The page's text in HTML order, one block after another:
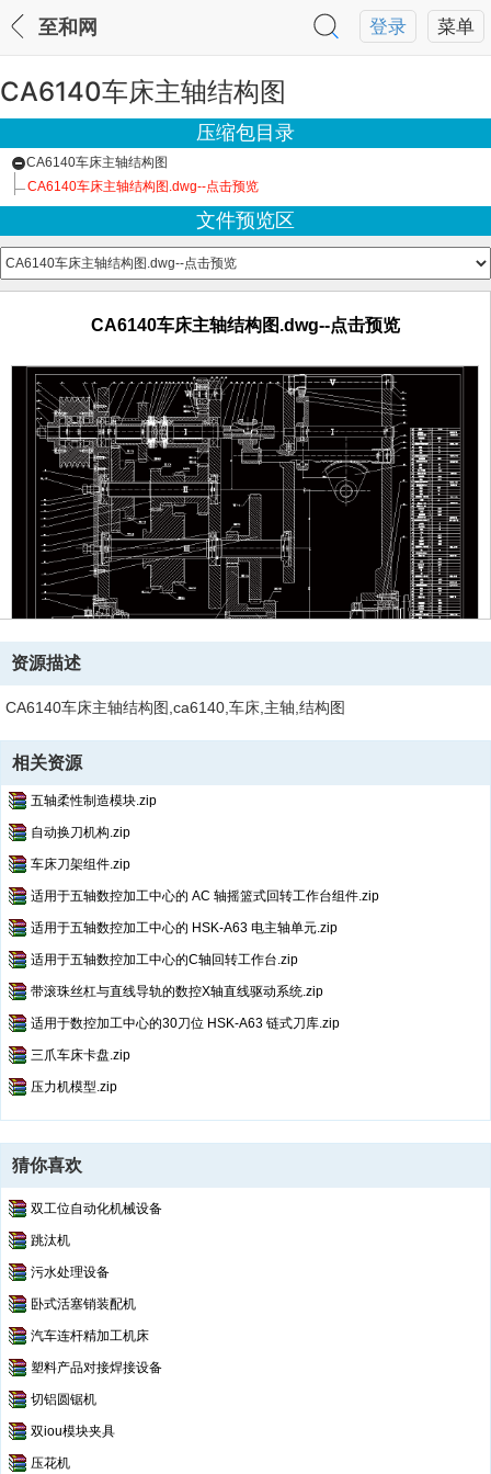
菜单
登录
至和网
CA6140车床主轴结构图
压缩包目录
CA6140车床主轴结构图
CA6140车床主轴结构图.dwg--点击预览
文件预览区
CA6140车床主轴结构图.dwg--点击预览
资源描述
CA6140车床主轴结构图,ca6140,车床,主轴,结构图
相关资源
五轴柔性制造模块.zip
自动换刀机构.zip
车床刀架组件.zip
适用于五轴数控加工中心的 AC 轴摇篮式回转工作台组件.zip
适用于五轴数控加工中心的 HSK-A63 电主轴单元.zip
适用于五轴数控加工中心的C轴回转工作台.zip
带滚珠丝杠与直线导轨的数控X轴直线驱动系统.zip
适用于数控加工中心的30刀位 HSK-A63 链式刀库.zip
三爪车床卡盘.zip
压力机模型.zip
猜你喜欢
双工位自动化机械设备
跳汰机
污水处理设备
卧式活塞销装配机
汽车连杆精加工机床
塑料产品对接焊接设备
切铝圆锯机
双iou模块夹具
压花机